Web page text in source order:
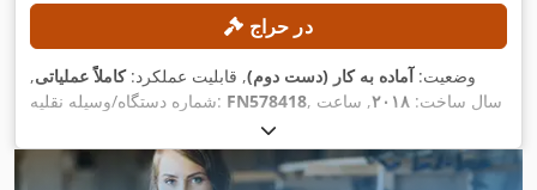
در حراج
وضعیت:آماده به کار (دست دوم), قابلیت عملکرد:کاملاً عملیاتی,
شماره دستگاه/وسیله نقلیه: FN578418 , سال ساخت: ۲۰۱۸, ساعت
, ارتفاع بالابری:
۳٬۵۰۰ میلی‌متر
, نوع دکل:سیمپلکس, تجهیزات:جابجایی جانبی ,